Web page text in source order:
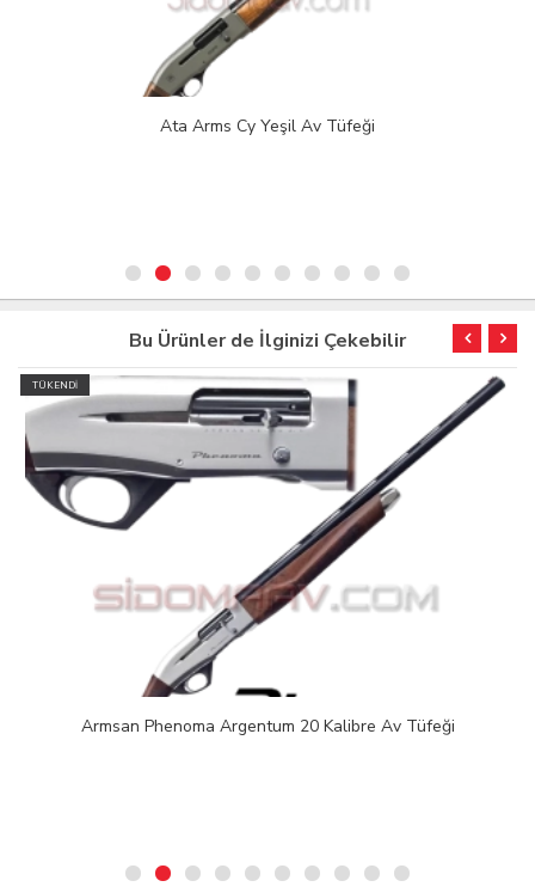
Ata Arms Cy Yeşil Av Tüfeği
Bu Ürünler de İlginizi Çekebilir
TÜKENDİ
Armsan Phenoma Argentum 20 Kalibre Av Tüfeği